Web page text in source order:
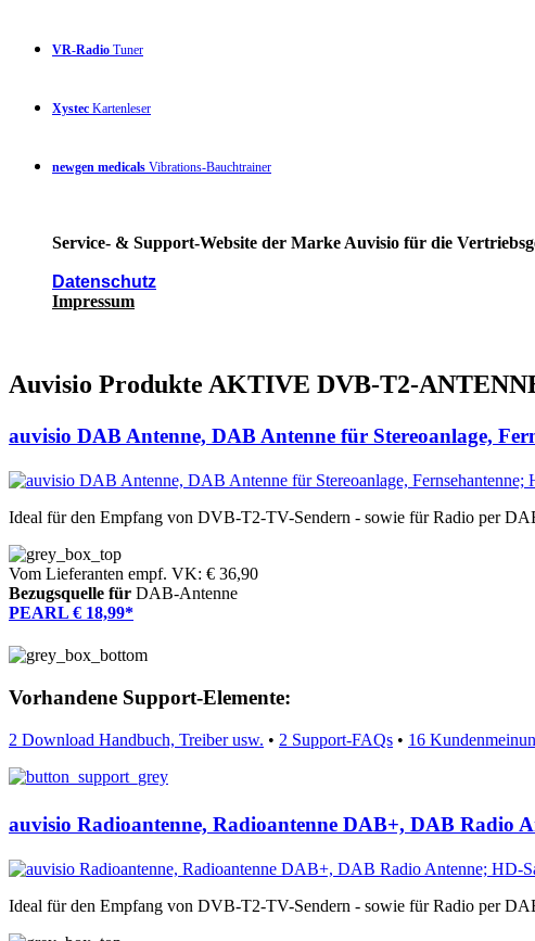
VR-Radio Tuner
Xystec Kartenleser
newgen medicals Vibrations-Bauchtrainer
Service- & Support-Website der Marke Auvisio für die
Datenschutz
Impressum
Auvisio Produkte AKTIVE DVB-T2-
auvisio DAB Antenne, DAB Antenne für Stereoanlage,
Ideal für den Empfang von DVB-T2-TV-Sendern - sowie für Radio per
Vom Lieferanten empf. VK: € 36,90
Bezugsquelle für DAB-Antenne
PEARL € 18,99*
Vorhandene Support-Elemente:
2 Download Handbuch, Treiber usw. • 2 Support-FAQs • 16
auvisio Radioantenne, Radioantenne DAB+, DAB Radio
Ideal für den Empfang von DVB-T2-TV-Sendern - sowie für Radio per